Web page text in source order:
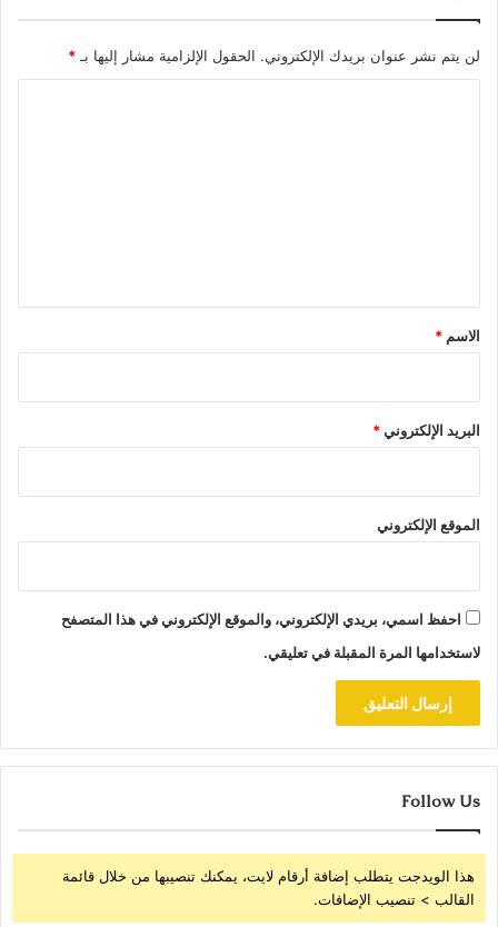
لن يتم نشر عنوان بريدك الإلكتروني. الحقول الإلزامية مشار إليها بـ *
*
الاسم *
البريد الإلكتروني*
الموقع الإلكتروني
احفظ اسمي، بريدي الإلكتروني، والموقع الإلكتروني في هذا المتصفح
لاستخدامها المرة المقبلة في تعليقي.
Follow Us
هذا الويدجت يتطلب إضافة أرقام لايت، يمكنك تنصيبها من خلال قائمة
القالب > تنصيب الإضافات.